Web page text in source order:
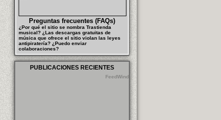
Preguntas frecuentes (FAQs)
¿Por qué el sitio se nombra Trastienda
musical? ¿Las descargas gratuitas de
música que ofrece el sitio violan las leyes
antipiratería? ¿Puedo enviar
colaboraciones?
PUBLICACIONES RECIENTES
FeedWind